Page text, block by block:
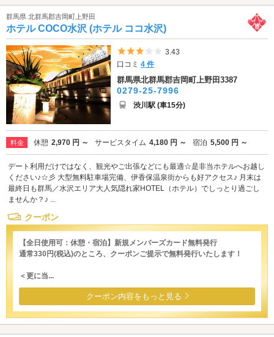
群馬県 北群馬郡吉岡町上野田
ホテル COCO水沢 (ホテル ココ水沢)
5つ星のうち3
3.43
口コミ4 件
群馬県北群馬郡吉岡町上野田3387
0279-25-7996
渋川駅 (車15分)
料金 休憩 2,970 円 ～ サービスタイム 4,180 円 ～ 宿泊 5,500 円 ～
デート利用だけではなく、観光やご出張などにも最適☆是非当ホテルへお越し
ください♪☆彡 大型無料駐車場完備、伊香保温泉街からも好アクセス♪ 月末は
最終日も群馬／水沢エリア大人気隠れ家HOTEL（ホテル）でしっとり過ごし
ませんか？♪ ...
クーポン
【全日使用可：休憩・宿泊】新規メンバーズカード無料発行
通常330円(税込)のところ、クーポンご提示で無料発行いたします！
＜更に当...
クーポン内容をもっと見る